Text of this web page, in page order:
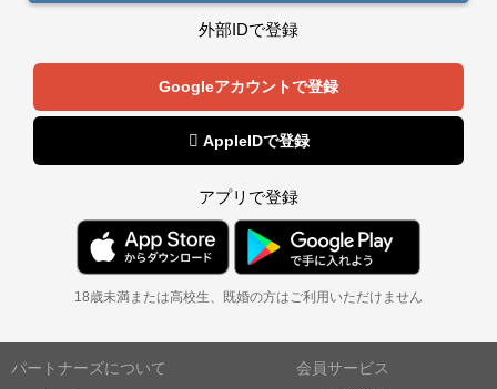
外部IDで登録
Googleアカウントで登録
 AppleIDで登録
アプリで登録
18歳未満または高校生、既婚の方はご利用いただけません
パートナーズについて
会員サービス